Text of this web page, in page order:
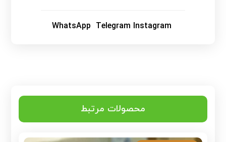
WhatsApp Telegram Instagram
محصولات مرتبط